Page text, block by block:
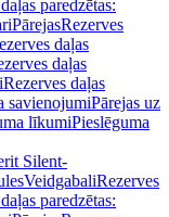
paredzētas:
PārejasRezerves
daļas
daļas
Rezerves daļas
savienojumiPārejas uz
līkumiPieslēguma
Silent-
VeidgabaliRezerves
paredzētas: